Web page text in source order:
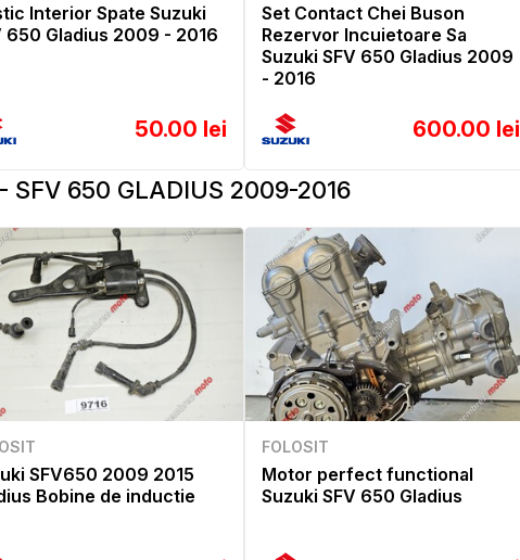
Interior Spate Suzuki
650 Gladius 2009 - 2016
50.00 lei
Set Contact Chei Buson
Rezervor Incuietoare Sa
Suzuki SFV 650 Gladius 2009
- 2016
600.00 lei
SFV 650 GLADIUS 2009-2016
SFV650 2009 2015
Bobine de inductie
FOLOSIT
Motor perfect functional
Suzuki SFV 650 Gladius